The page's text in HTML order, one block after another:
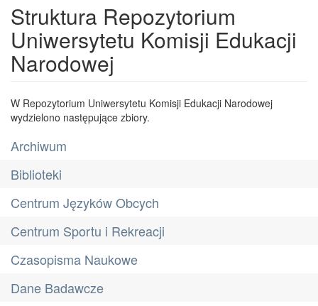
Struktura Repozytorium
Uniwersytetu Komisji Edukacji
Narodowej
W Repozytorium Uniwersytetu Komisji Edukacji Narodowej
wydzielono następujące zbiory.
Archiwum
Biblioteki
Centrum Języków Obcych
Centrum Sportu i Rekreacji
Czasopisma Naukowe
Dane Badawcze